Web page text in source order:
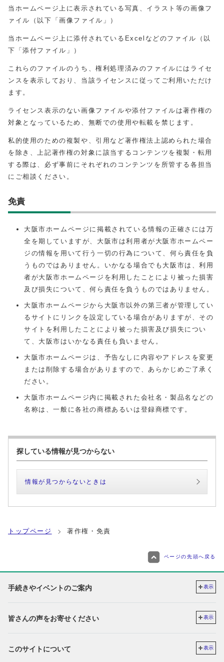
当ホームページ上に表示されている写真、イラスト等の画像フ
ァイル（以下「画像ファイル」）
当ホームページ上に添付されているExcelなどのファイル（以
下「添付ファイル」）
これらのファイルのうち、権利処理済みのファイルにはライセ
ンスを表示しており、当該ライセンスに従ってご利用いただけ
ます。
ライセンス表示のない画像ファイルや添付ファイルは著作権の
対象となっているため、無断での使用や転載を禁じます。
私的使用のための複製や、引用など著作権法上認められた場合
を除き、上記著作権の対象に該当するコンテンツを複製・転用
する際は、必ず事前にそれぞれのコンテンツを所管する各担当
にご相談ください。
免責
大阪市ホームページに掲載されている情報の正確さには万
全を期していますが、大阪市は利用者が大阪市ホームペー
ジの情報を用いて行う一切の行為について、何ら責任を負
うものではありません。いかなる場合でも大阪市は、利用
者が大阪市ホームページを利用したことにより被った損害
及び損失について、何ら責任を負うものではありません。
大阪市ホームページから大阪市以外の第三者が管理してい
るサイトにリンクを設定している場合がありますが、その
サイトを利用したことにより被った損害及び損失につい
て、大阪市はいかなる責任も負いません。
大阪市ホームページは、予告なしに内容やアドレスを変更
または削除する場合がありますので、あらかじめご了承く
ださい。
大阪市ホームページ内に掲載された会社名・製品名などの
名称は、一般に各社の商標あるいは登録商標です。
探している情報が見つからない
情報が見つからないときは
トップページ 著作権・免責
ページの先頭へ戻る
手続きやイベントのご案内 表示
皆さんの声をお寄せください 表示
このサイトについて 表示